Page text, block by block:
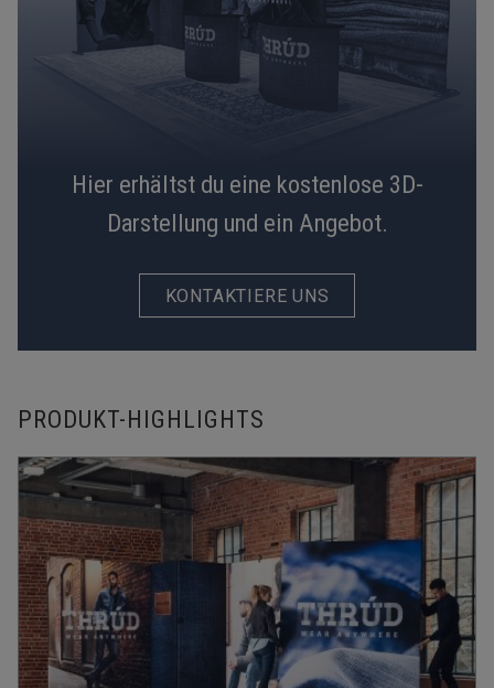
Hier erhältst du eine kostenlose 3D-
Darstellung und ein Angebot.
KONTAKTIERE UNS
PRODUKT-HIGHLIGHTS